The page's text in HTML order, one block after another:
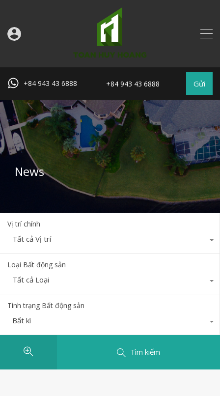
+84 943 43 6888 +84 943 43 6888 Gửi
News
Vị trí chính
Tất cả Vị trí
Loại Bất động sản
Tất cả Loại
Tình trạng Bất động sản
Bất kì
Tìm kiếm